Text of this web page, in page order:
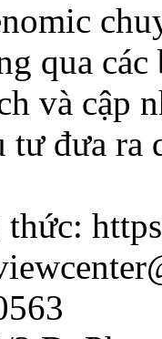
qua
và cập
tư đưa ra